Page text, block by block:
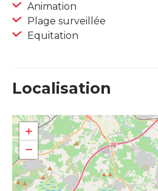
Animation
Plage surveillée
Equitation
Localisation
+
−